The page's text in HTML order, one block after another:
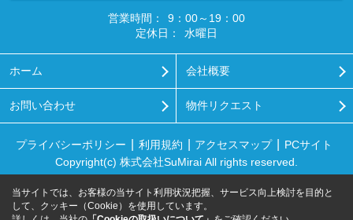
営業時間：
9：00～19：00
定休日：
水曜日
ホーム 会社概要
お問い合わせ 物件リクエスト
プライバシーポリシー 利用規約 アクセスマップ
PCサイト
Copyright(c) 株式会社SuMirai All rights reserved.
当サイトでは、お客様の当サイト利用状況把握、サービス向上検討を目的と
して、クッキー（Cookie）を使用しています。